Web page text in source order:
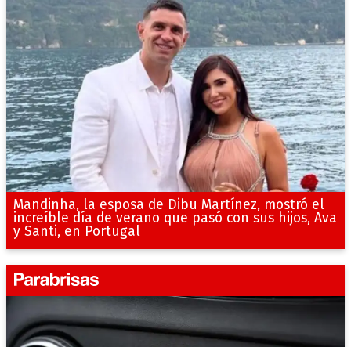
Mandinha, la esposa de Dibu Martínez, mostró el
increíble día de verano que pasó con sus hijos, Ava
y Santi, en Portugal